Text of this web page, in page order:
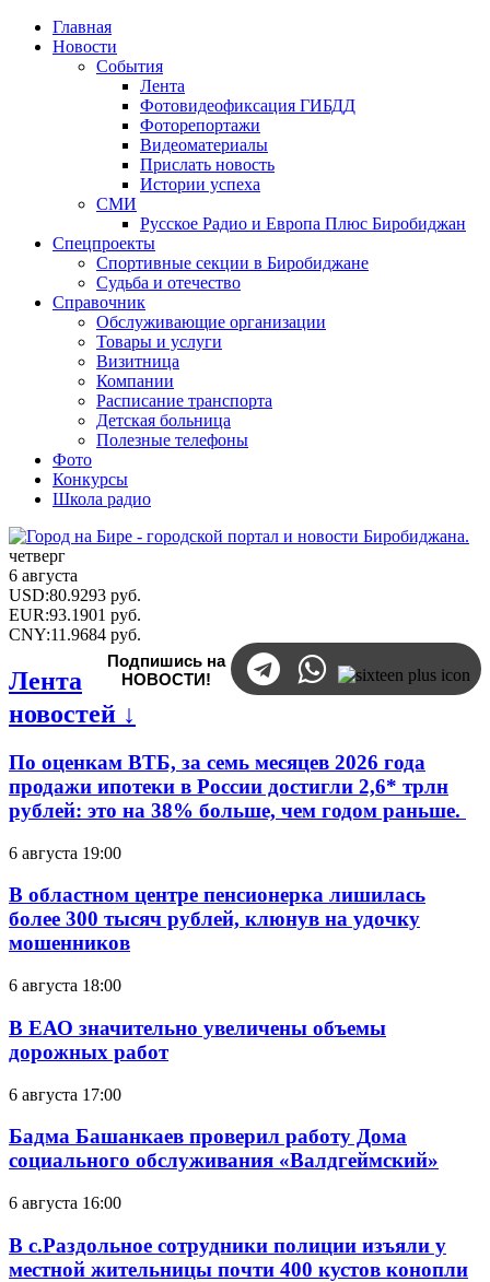
Главная
Новости
События
Лента
Фотовидеофиксация ГИБДД
Фоторепортажи
Видеоматериалы
Прислать новость
Истории успеха
СМИ
Русское Радио и Европа Плюс Биробиджан
Спецпроекты
Спортивные секции в Биробиджане
Судьба и отечество
Справочник
Обслуживающие организации
Товары и услуги
Визитница
Компании
Расписание транспорта
Детская больница
Полезные телефоны
Фото
Конкурсы
Школа радио
четверг
6 августа
USD:80.9293 руб.
EUR:93.1901 руб.
CNY:11.9684 руб.
Подпишись на
НОВОСТИ!
Лента
новостей ↓
По оценкам ВТБ, за семь месяцев 2026 года
продажи ипотеки в России достигли 2,6* трлн
рублей: это на 38% больше, чем годом раньше.
6 августа 19:00
В областном центре пенсионерка лишилась
более 300 тысяч рублей, клюнув на удочку
мошенников
6 августа 18:00
В ЕАО значительно увеличены объемы
дорожных работ
6 августа 17:00
Бадма Башанкаев проверил работу Дома
социального обслуживания «Валдгеймский»
6 августа 16:00
В с.Раздольное сотрудники полиции изъяли у
местной жительницы почти 400 кустов конопли